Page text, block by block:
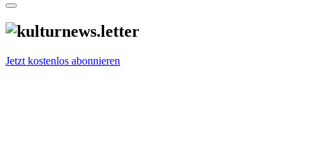
Jetzt kostenlos abonnieren